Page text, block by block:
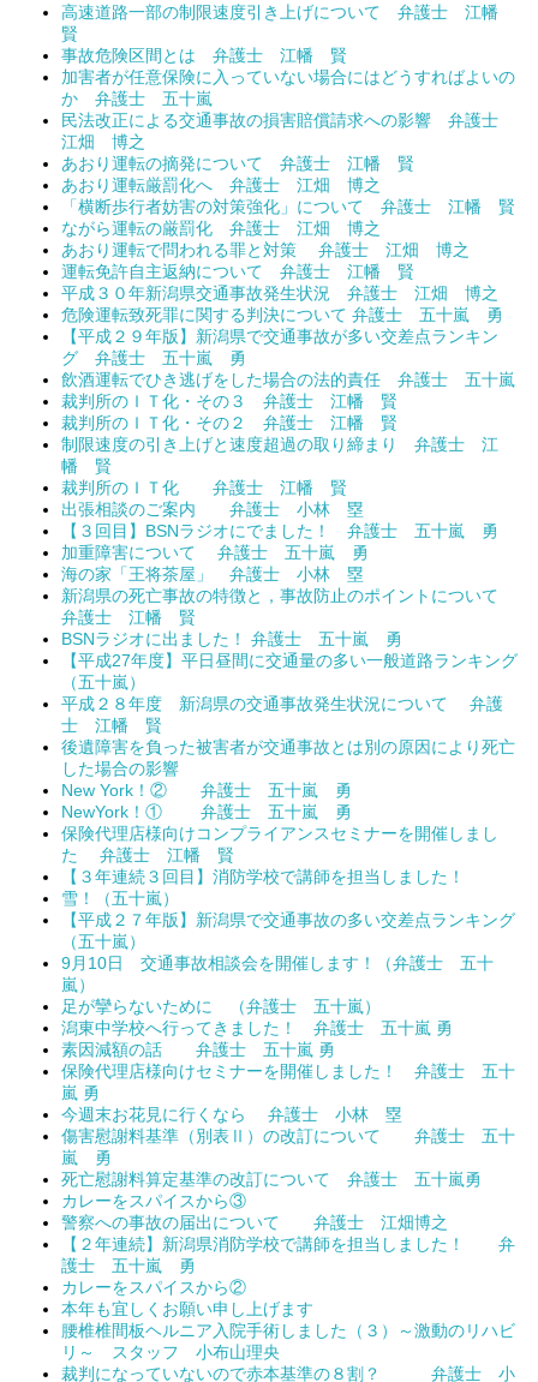
高速道路一部の制限速度引き上げについて 弁護士 江幡
賢
事故危険区間とは 弁護士 江幡 賢
加害者が任意保険に入っていない場合にはどうすればよいの
か 弁護士 五十嵐
民法改正による交通事故の損害賠償請求への影響 弁護士
江畑 博之
あおり運転の摘発について 弁護士 江幡 賢
あおり運転厳罰化へ 弁護士 江畑 博之
「横断歩行者妨害の対策強化」について 弁護士 江幡 賢
ながら運転の厳罰化 弁護士 江畑 博之
あおり運転で問われる罪と対策 弁護士 江畑 博之
運転免許自主返納について 弁護士 江幡 賢
平成３０年新潟県交通事故発生状況 弁護士 江畑 博之
危険運転致死罪に関する判決について 弁護士 五十嵐 勇
【平成２９年版】新潟県で交通事故が多い交差点ランキン
グ 弁護士 五十嵐 勇
飲酒運転でひき逃げをした場合の法的責任 弁護士 五十嵐
裁判所のＩＴ化・その３ 弁護士 江幡 賢
裁判所のＩＴ化・その２ 弁護士 江幡 賢
制限速度の引き上げと速度超過の取り締まり 弁護士 江
幡 賢
裁判所のＩＴ化 弁護士 江幡 賢
出張相談のご案内 弁護士 小林 塁
【３回目】BSNラジオにでました！ 弁護士 五十嵐 勇
加重障害について 弁護士 五十嵐 勇
海の家「王将茶屋」 弁護士 小林 塁
新潟県の死亡事故の特徴と，事故防止のポイントについて
弁護士 江幡 賢
BSNラジオに出ました！ 弁護士 五十嵐 勇
【平成27年度】平日昼間に交通量の多い一般道路ランキング
（五十嵐）
平成２８年度 新潟県の交通事故発生状況について 弁護
士 江幡 賢
後遺障害を負った被害者が交通事故とは別の原因により死亡
した場合の影響
New York！② 弁護士 五十嵐 勇
NewYork！① 弁護士 五十嵐 勇
保険代理店様向けコンプライアンスセミナーを開催しまし
た 弁護士 江幡 賢
【３年連続３回目】消防学校で講師を担当しました！
雪！（五十嵐）
【平成２７年版】新潟県で交通事故の多い交差点ランキング
（五十嵐）
9月10日 交通事故相談会を開催します！（弁護士 五十
嵐）
足が攣らないために （弁護士 五十嵐）
潟東中学校へ行ってきました！ 弁護士 五十嵐 勇
素因減額の話 弁護士 五十嵐 勇
保険代理店様向けセミナーを開催しました！ 弁護士 五十
嵐 勇
今週末お花見に行くなら 弁護士 小林 塁
傷害慰謝料基準（別表Ⅱ）の改訂について 弁護士 五十
嵐 勇
死亡慰謝料算定基準の改訂について 弁護士 五十嵐勇
カレーをスパイスから③
警察への事故の届出について 弁護士 江畑博之
【２年連続】新潟県消防学校で講師を担当しました！ 弁
護士 五十嵐 勇
カレーをスパイスから②
本年も宜しくお願い申し上げます
腰椎椎間板ヘルニア入院手術しました（３）～激動のリハビ
リ～ スタッフ 小布山理央
裁判になっていないので赤本基準の８割？ 弁護士 小